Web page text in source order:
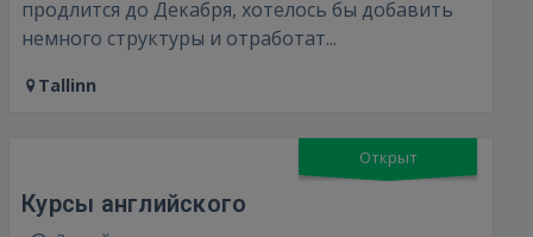
продлится до Декабря, хотелось бы добавить
немного структуры и отработат...
Tallinn
Открыт
Курсы английского